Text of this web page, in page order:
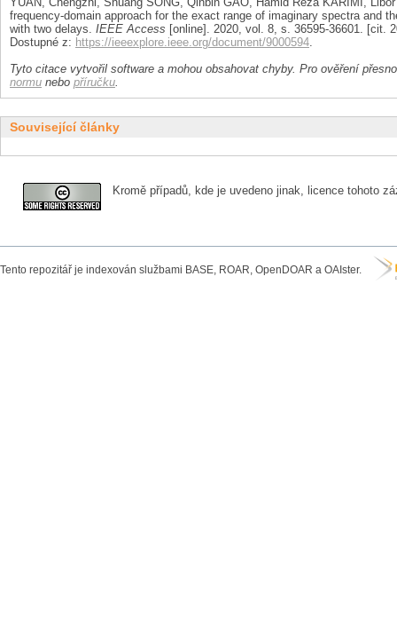
frequency-domain approach for the exact range of imaginary spectra and
with two delays. IEEE Access [online]. 2020, vol. 8, s. 36595-36601. [cit.
Dostupné z: https://ieeexplore.ieee.org/document/9000594.
Tyto citace vytvořil software a mohou obsahovat chyby. Pro ověření
normu nebo příručku.
Související články
Kromě případů, kde je uvedeno jinak, licence tohoto
Tento repozitář je indexován službami BASE, ROAR, OpenDOAR a OAIster.